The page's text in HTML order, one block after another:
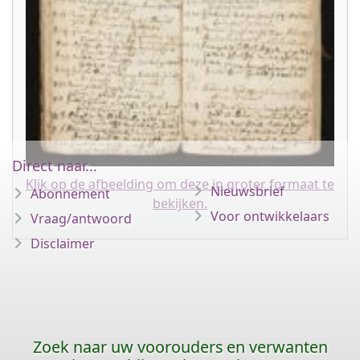
Klik op de afbeelding om deze in groter formaat te
bekijken.
Direct naar...
Abonnement
Vraag/antwoord
Disclaimer
Nieuwsbrief
Voor ontwikkelaars
Zoek naar uw voorouders en verwanten